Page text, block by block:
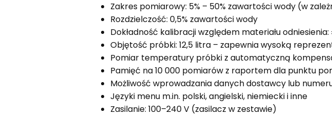
Zakres pomiarowy: 5% – 50% zawartości wody (w
Rozdzielczość: 0,5% zawartości wody
Dokładność kalibracji względem materiału odniesienia:
Objętość próbki: 12,5 litra – zapewnia wysoką
Pomiar temperatury próbki z automatyczną
Pamięć na 10 000 pomiarów z raportem dla punktu
Możliwość wprowadzania danych dostawcy lub
Języki menu m.in. polski, angielski, niemiecki i inne
Zasilanie: 100–240 V (zasilacz w zestawie)